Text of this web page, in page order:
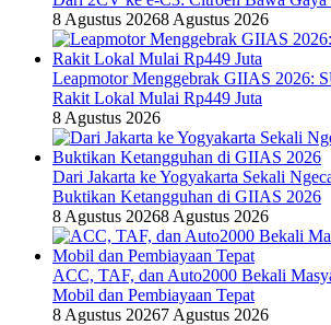
8 Agustus 20268 Agustus 2026
Leapmotor Menggebrak GIIAS 2026:
Rakit Lokal Mulai Rp449 Juta
8 Agustus 2026
Dari Jakarta ke Yogyakarta Sekali
Buktikan Ketangguhan di GIIAS 2026
8 Agustus 20268 Agustus 2026
ACC, TAF, dan Auto2000 Bekali
Mobil dan Pembiayaan Tepat
8 Agustus 20267 Agustus 2026